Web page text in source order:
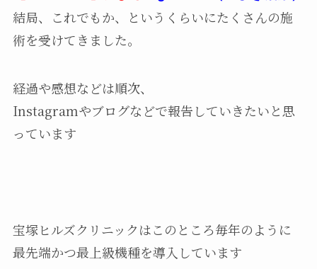
結局、これでもか、というくらいにたくさんの施
術を受けてきました。
経過や感想などは順次、
Instagramやブログなどで報告していきたいと思
っています
宝塚ヒルズクリニックはこのところ毎年のように
最先端かつ最上級機種を導入しています